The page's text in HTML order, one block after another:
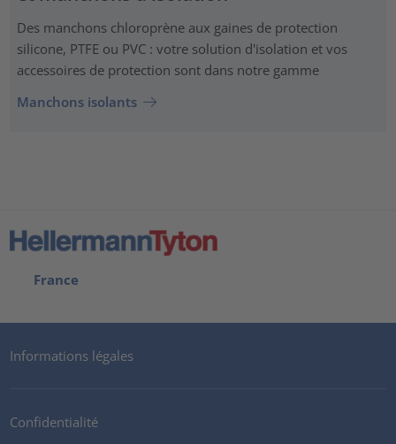
Des manchons chloroprène aux gaines de protection
silicone, PTFE ou PVC : votre solution d'isolation et vos
accessoires de protection sont dans notre gamme
Manchons isolants
France
Informations légales
Confidentialité